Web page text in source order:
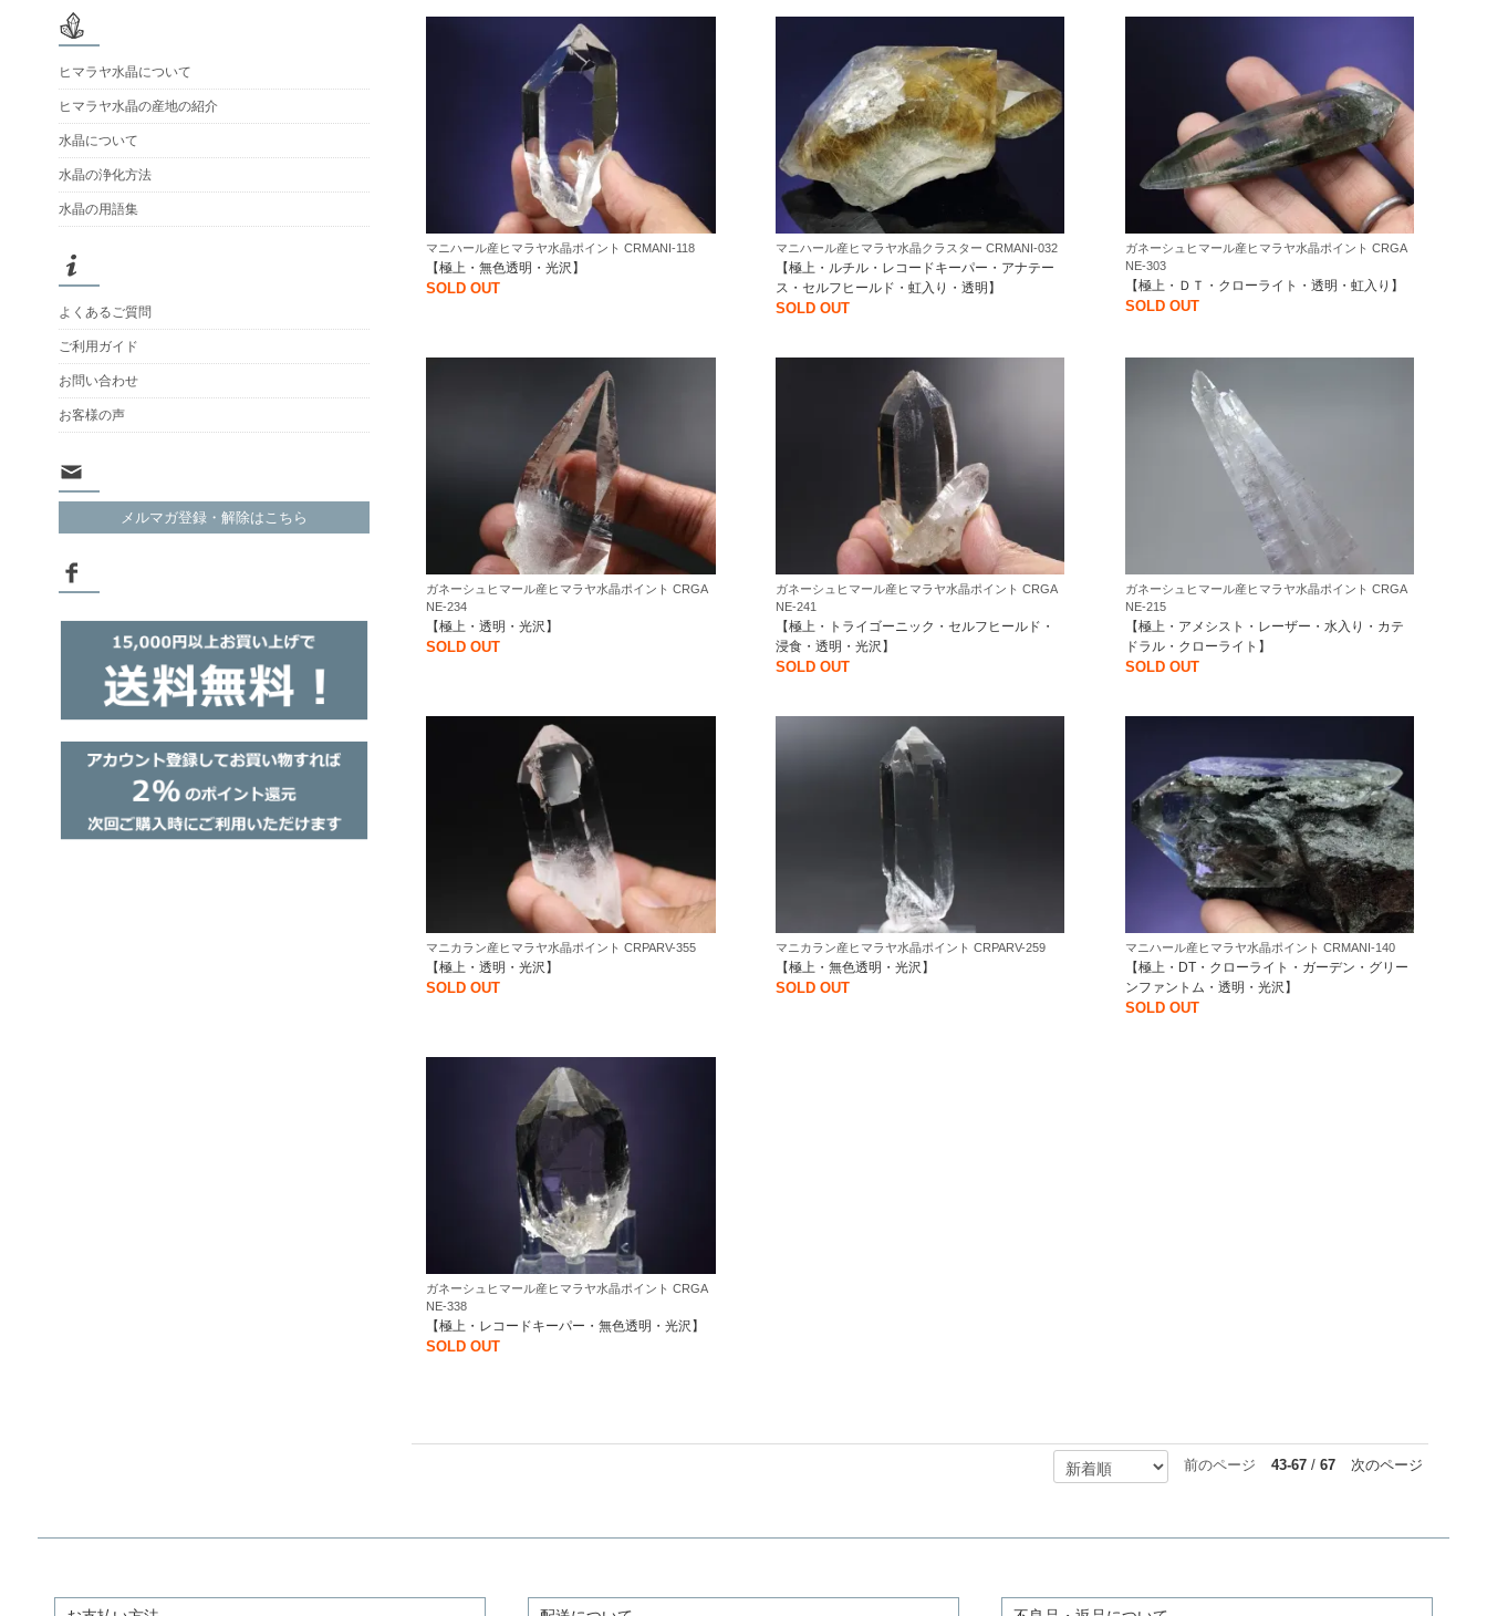
マニハール産ヒマラヤ水晶ポイント CRMANI-118
【極上・無色透明・光沢】
SOLD OUT
マニハール産ヒマラヤ水晶クラスター CRMANI-032
【極上・ルチル・レコードキーパー・アナテー
ス・セルフヒールド・虹入り・透明】
SOLD OUT
ガネーシュヒマール産ヒマラヤ水晶ポイント CRGA
NE-303
【極上・ＤＴ・クローライト・透明・虹入り】
SOLD OUT
ガネーシュヒマール産ヒマラヤ水晶ポイント CRGA
NE-234
【極上・透明・光沢】
SOLD OUT
ガネーシュヒマール産ヒマラヤ水晶ポイント CRGA
NE-241
【極上・トライゴーニック・セルフヒールド・
浸食・透明・光沢】
SOLD OUT
ガネーシュヒマール産ヒマラヤ水晶ポイント CRGA
NE-215
【極上・アメシスト・レーザー・水入り・カテ
ドラル・クローライト】
SOLD OUT
マニカラン産ヒマラヤ水晶ポイント CRPARV-355
【極上・透明・光沢】
SOLD OUT
マニカラン産ヒマラヤ水晶ポイント CRPARV-259
【極上・無色透明・光沢】
SOLD OUT
マニハール産ヒマラヤ水晶ポイント CRMANI-140
【極上・DT・クローライト・ガーデン・グリー
ンファントム・透明・光沢】
SOLD OUT
ガネーシュヒマール産ヒマラヤ水晶ポイント CRGA
NE-338
【極上・レコードキーパー・無色透明・光沢】
SOLD OUT
前のページ 43-67/67 次のページ
ヒマラヤ水晶について
ヒマラヤ水晶の産地の紹介
水晶について
水晶の浄化方法
水晶の用語集
よくあるご質問
ご利用ガイド
お問い合わせ
お客様の声
メルマガ登録・解除はこちら